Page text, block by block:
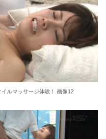
ルマッサージ体験！ 画像12